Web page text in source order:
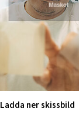
Ladda ner skissbild